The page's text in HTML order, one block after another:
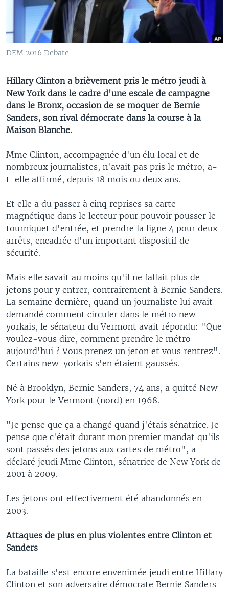
DEM 2016 Debate
Hillary Clinton a brièvement pris le métro jeudi à
New York dans le cadre d'une escale de campagne
dans le Bronx, occasion de se moquer de Bernie
Sanders, son rival démocrate dans la course à la
Maison Blanche.
Mme Clinton, accompagnée d'un élu local et de
nombreux journalistes, n'avait pas pris le métro, a-
t-elle affirmé, depuis 18 mois ou deux ans.
Et elle a du passer à cinq reprises sa carte
magnétique dans le lecteur pour pouvoir pousser le
tourniquet d'entrée, et prendre la ligne 4 pour deux
arrêts, encadrée d'un important dispositif de
sécurité.
Mais elle savait au moins qu'il ne fallait plus de
jetons pour y entrer, contrairement à Bernie Sanders.
La semaine dernière, quand un journaliste lui avait
demandé comment circuler dans le métro new-
yorkais, le sénateur du Vermont avait répondu: "Que
voulez-vous dire, comment prendre le métro
aujourd'hui ? Vous prenez un jeton et vous rentrez".
Certains new-yorkais s'en étaient gaussés.
Né à Brooklyn, Bernie Sanders, 74 ans, a quitté New
York pour le Vermont (nord) en 1968.
"Je pense que ça a changé quand j'étais sénatrice. Je
pense que c'était durant mon premier mandat qu'ils
sont passés des jetons aux cartes de métro", a
déclaré jeudi Mme Clinton, sénatrice de New York de
2001 à 2009.
Les jetons ont effectivement été abandonnés en
2003.
Attaques de plus en plus violentes entre Clinton et
Sanders
La bataille s'est encore envenimée jeudi entre Hillary
Clinton et son adversaire démocrate Bernie Sanders